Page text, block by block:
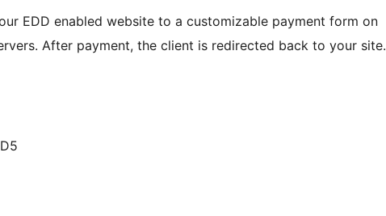
EDD enabled website to a customizable payment form on
After payment, the client is redirected back to your site.